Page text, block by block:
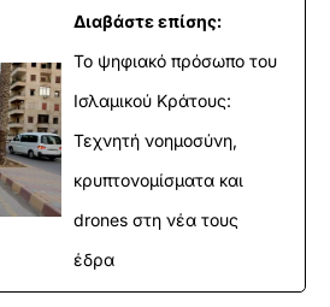
Διαβάστε επίσης:
Το ψηφιακό πρόσωπο του
Ισλαμικού Κράτους:
Τεχνητή νοημοσύνη,
κρυπτονομίσματα και
drones στη νέα τους
έδρα